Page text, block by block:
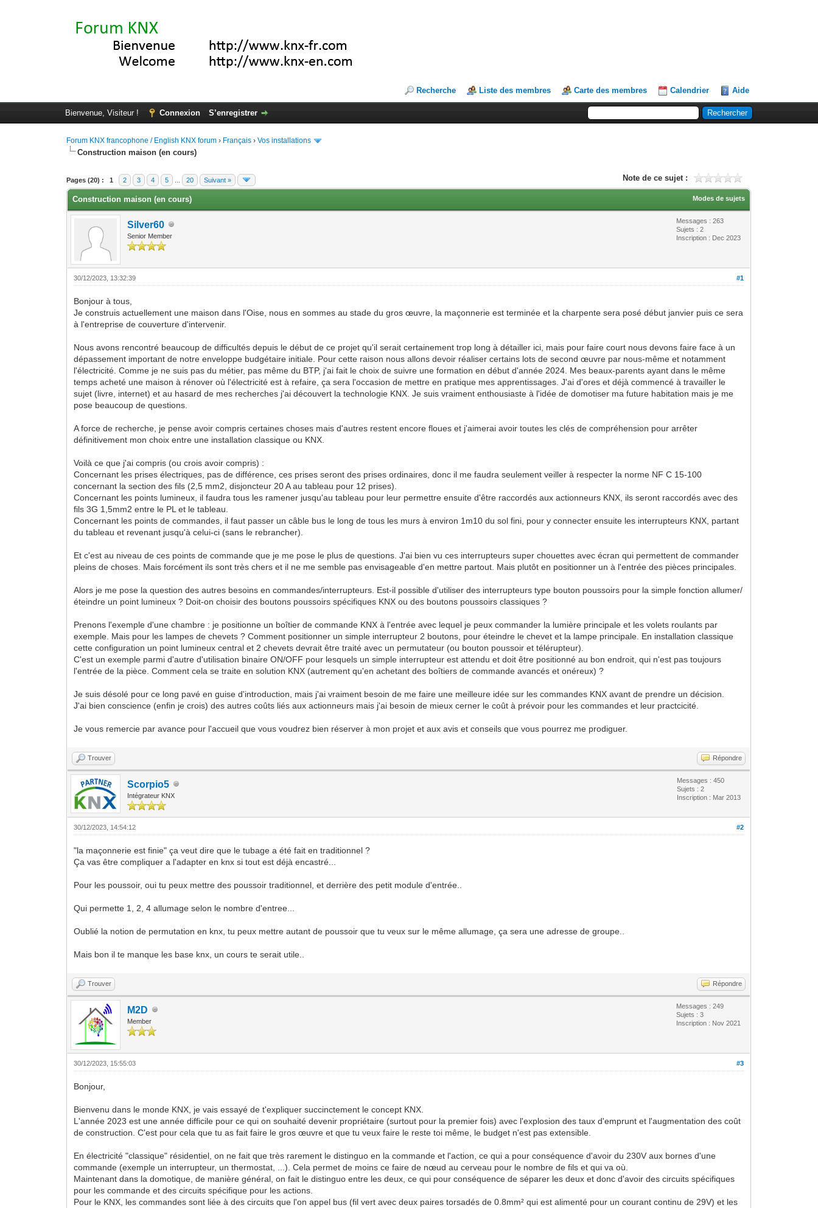
Recherche Liste des membres Carte des membres Calendrier Aide
Bienvenue, Visiteur ! Connexion S’enregistrer
Forum KNX francophone / English KNX forum › Français ›Vos installations
Construction maison (en cours)
Pages (20) : 1 2 3 4 5 20 Suivant » Note de ce sujet :
Moyenne : 0 (0 vote(s))
1
2
3
4
5
Modes de sujets
Construction maison (en cours)
Silver60
Senior Member
Messages : 263
Sujets : 2
Inscription : Dec 2023
#1
30/12/2023, 13:32:39
Bonjour à tous,
Je construis actuellement une maison dans l'Oise, nous en sommes au stade du gros œuvre, la maçonnerie est terminée et la charpente sera posé début janvier puis ce sera
à l'entreprise de couverture d'intervenir.
Nous avons rencontré beaucoup de difficultés depuis le début de ce projet qu'il serait certainement trop long à détailler ici, mais pour faire court nous devons faire face à un
dépassement important de notre enveloppe budgétaire initiale. Pour cette raison nous allons devoir réaliser certains lots de second œuvre par nous-même et notamment
l'électricité. Comme je ne suis pas du métier, pas même du BTP, j'ai fait le choix de suivre une formation en début d'année 2024. Mes beaux-parents ayant dans le même
temps acheté une maison à rénover où l'électricité est à refaire, ça sera l'occasion de mettre en pratique mes apprentissages. J'ai d'ores et déjà commencé à travailler le
sujet (livre, internet) et au hasard de mes recherches j'ai découvert la technologie KNX. Je suis vraiment enthousiaste à l'idée de domotiser ma future habitation mais je me
pose beaucoup de questions.
A force de recherche, je pense avoir compris certaines choses mais d'autres restent encore floues et j'aimerai avoir toutes les clés de compréhension pour arrêter
définitivement mon choix entre une installation classique ou KNX.
Voilà ce que j'ai compris (ou crois avoir compris) :
Concernant les prises électriques, pas de différence, ces prises seront des prises ordinaires, donc il me faudra seulement veiller à respecter la norme NF C 15-100
concernant la section des fils (2,5 mm2, disjoncteur 20 A au tableau pour 12 prises).
Concernant les points lumineux, il faudra tous les ramener jusqu'au tableau pour leur permettre ensuite d'être raccordés aux actionneurs KNX, ils seront raccordés avec des
fils 3G 1,5mm2 entre le PL et le tableau.
Concernant les points de commandes, il faut passer un câble bus le long de tous les murs à environ 1m10 du sol fini, pour y connecter ensuite les interrupteurs KNX, partant
du tableau et revenant jusqu'à celui-ci (sans le rebrancher).
Et c'est au niveau de ces points de commande que je me pose le plus de questions. J'ai bien vu ces interrupteurs super chouettes avec écran qui permettent de commander
pleins de choses. Mais forcément ils sont très chers et il ne me semble pas envisageable d'en mettre partout. Mais plutôt en positionner un à l'entrée des pièces principales.
Alors je me pose la question des autres besoins en commandes/interrupteurs. Est-il possible d'utiliser des interrupteurs type bouton poussoirs pour la simple fonction allumer/
éteindre un point lumineux ? Doit-on choisir des boutons poussoirs spécifiques KNX ou des boutons poussoirs classiques ?
Prenons l'exemple d'une chambre : je positionne un boîtier de commande KNX à l'entrée avec lequel je peux commander la lumière principale et les volets roulants par
exemple. Mais pour les lampes de chevets ? Comment positionner un simple interrupteur 2 boutons, pour éteindre le chevet et la lampe principale. En installation classique
cette configuration un point lumineux central et 2 chevets devrait être traité avec un permutateur (ou bouton poussoir et télérupteur).
C'est un exemple parmi d'autre d'utilisation binaire ON/OFF pour lesquels un simple interrupteur est attendu et doit être positionné au bon endroit, qui n'est pas toujours
l'entrée de la pièce. Comment cela se traite en solution KNX (autrement qu'en achetant des boîtiers de commande avancés et onéreux) ?
Je suis désolé pour ce long pavé en guise d'introduction, mais j'ai vraiment besoin de me faire une meilleure idée sur les commandes KNX avant de prendre un décision.
J'ai bien conscience (enfin je crois) des autres coûts liés aux actionneurs mais j'ai besoin de mieux cerner le coût à prévoir pour les commandes et leur practcicité.
Je vous remercie par avance pour l'accueil que vous voudrez bien réserver à mon projet et aux avis et conseils que vous pourrez me prodiguer.
Trouver Répondre
Scorpio5
Intégrateur KNX
Messages : 450
Sujets : 2
Inscription : Mar 2013
#2
30/12/2023, 14:54:12
"la maçonnerie est finie" ça veut dire que le tubage a été fait en traditionnel ?
Ça vas être compliquer a l'adapter en knx si tout est déjà encastré...
Pour les poussoir, oui tu peux mettre des poussoir traditionnel, et derrière des petit module d'entrée..
Qui permette 1, 2, 4 allumage selon le nombre d'entree...
Oublié la notion de permutation en knx, tu peux mettre autant de poussoir que tu veux sur le même allumage, ça sera une adresse de groupe..
Mais bon il te manque les base knx, un cours te serait utile..
Trouver Répondre
M2D
Member
Messages : 249
Sujets : 3
Inscription : Nov 2021
#3
30/12/2023, 15:55:03
Bonjour,
Bienvenu dans le monde KNX, je vais essayé de t'expliquer succinctement le concept KNX.
L'année 2023 est une année difficile pour ce qui on souhaité devenir propriétaire (surtout pour la premier fois) avec l'explosion des taux d'emprunt et l'augmentation des coût
de construction. C'est pour cela que tu as fait faire le gros œuvre et que tu veux faire le reste toi même, le budget n'est pas extensible.
En électricité "classique" résidentiel, on ne fait que très rarement le distinguo en la commande et l'action, ce qui a pour conséquence d'avoir du 230V aux bornes d'une
commande (exemple un interrupteur, un thermostat, ...). Cela permet de moins ce faire de nœud au cerveau pour le nombre de fils et qui va où.
Maintenant dans la domotique, de manière général, on fait le distinguo entre les deux, ce qui pour conséquence de séparer les deux et donc d'avoir des circuits spécifiques
pour les commande et des circuits spécifique pour les actions.
Pour le KNX, les commandes sont liée à des circuits que l'on appel bus (fil vert avec deux paires torsadés de 0.8mm² qui est alimenté pour un courant continu de 29V) et les